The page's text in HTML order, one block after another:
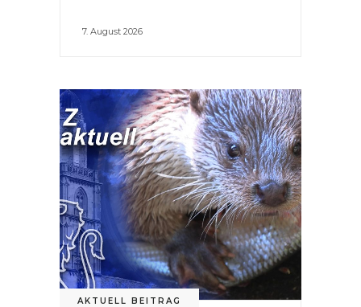
7. August 2026
AKTUELL BEITRAG